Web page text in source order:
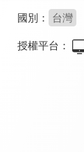
集
國別： 台灣
授權平台：